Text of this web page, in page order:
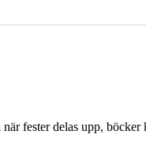
fester delas upp,